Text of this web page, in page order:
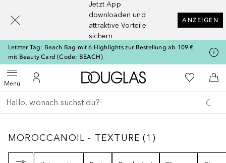
Jetzt App
downloaden und
attraktive Vorteile
sichern
ANZEIGEN
Letzter Tag: Beach Bag mit 6 Highlights zur Bestellung ab 109 €
mit Beauty Card (Code: BEACH)
MenüMenü öffnenZu Meinem Kundenkonto
Zur Douglas Startseite
Zu Meiner
Gehe zurück
Suche ausführen
MOROCCANOIL - TEXTURE 1
MOROCCANOIL - TEXTURE (1 )
[navigation.slideout.screenreader]